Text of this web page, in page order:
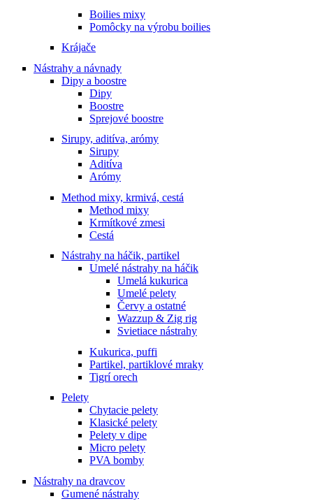
Boilies mixy
Pomôcky na výrobu boilies
Krájače
Nástrahy a návnady
Dipy a boostre
Dipy
Boostre
Sprejové boostre
Sirupy, aditíva, arómy
Sirupy
Aditíva
Arómy
Method mixy, krmivá, cestá
Method mixy
Krmítkové zmesi
Cestá
Nástrahy na háčik, partikel
Umelé nástrahy na háčik
Umelá kukurica
Umelé pelety
Červy a ostatné
Wazzup & Zig rig
Svietiace nástrahy
Kukurica, puffi
Partikel, partiklové mraky
Tigrí orech
Pelety
Chytacie pelety
Klasické pelety
Pelety v dipe
Micro pelety
PVA bomby
Nástrahy na dravcov
Gumené nástrahy